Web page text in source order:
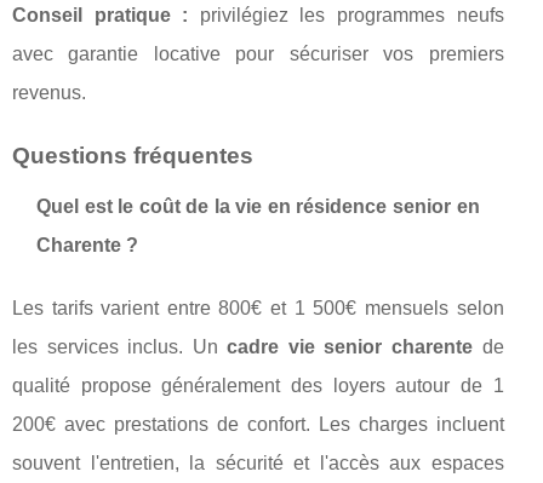
Conseil pratique : privilégiez les programmes neufs
avec garantie locative pour sécuriser vos premiers
revenus.
Questions fréquentes
Quel est le coût de la vie en résidence senior en
Charente ?
Les tarifs varient entre 800€ et 1 500€ mensuels selon
les services inclus. Uncadre vie senior charente de
qualité propose généralement des loyers autour de 1
200€ avec prestations de confort. Les charges incluent
souvent l'entretien, la sécurité et l'accès aux espaces